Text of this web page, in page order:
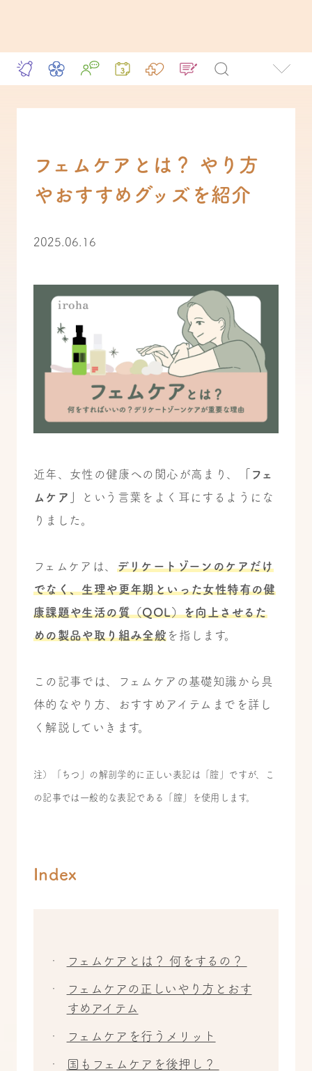
フェムケアとは？ やり方
やおすすめグッズを紹介
2025.06.16
近年、女性の健康への関心が高まり、
「フェ
ムケア」
という言葉をよく耳にするようにな
りました。
フェムケアは、 デリケートゾーンのケアだけ
でなく、生理や更年期といった女性特有の健
康課題や生活の質（QOL）を向上させるた
めの製品や取り組み全般 を指します。
この記事では、フェムケアの基礎知識から具
体的なやり方、おすすめアイテムまでを詳し
く解説していきます。
注）「ちつ」の解剖学的に正しい表記は「腟」ですが、こ
の記事では一般的な表記である「膣」を使用します。
Index
フェムケアとは？ 何をするの？
フェムケアの正しいやり方とおす
すめアイテム
フェムケアを行うメリット
国もフェムケアを後押し？